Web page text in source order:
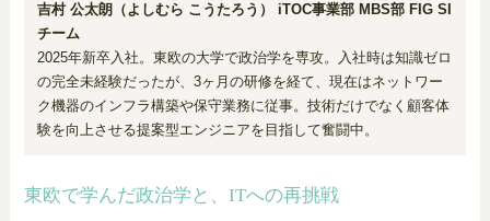
吉村 公太朗（よしむら こうたろう） iTOC事業部 MBS部 FIG SI
チーム
2025年新卒入社。東欧の大学で政治学を専攻。入社時は知識ゼロ
の完全未経験だったが、3ヶ月の研修を経て、現在はネットワー
ク機器のインフラ構築や保守業務に従事。技術だけでなく顧客体
験を向上させる提案型エンジニアを目指して奮闘中。
東欧で学んだ政治学と、ITへの再挑戦